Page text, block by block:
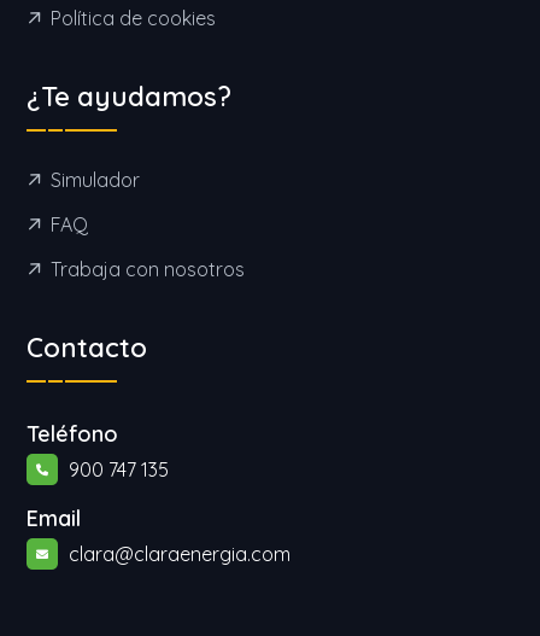
Política de cookies
¿Te ayudamos?
Simulador
FAQ
Trabaja con nosotros
Contacto
Teléfono
900 747 135
Email
clara@claraenergia.com